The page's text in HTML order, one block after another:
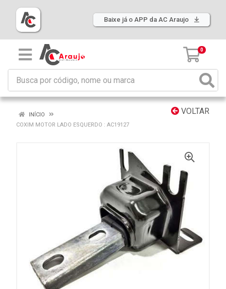
Baixe já o APP da AC Araujo
0
VOLTAR
INÍCIO
COXIM MOTOR LADO ESQUERDO : AC19127